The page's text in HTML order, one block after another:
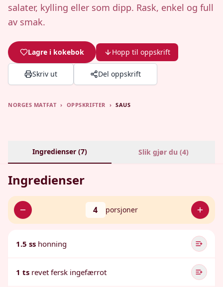
salater, kylling eller som dipp. Rask, enkel og full
av smak.
Lagre i kokebok Hopp til oppskrift
Skriv ut Del oppskrift
NORGES MATFAT › OPPSKRIFTER › SAUS
Ingredienser (7) Slik gjør du (4)
Ingredienser
4 porsjoner
1.5 ss honning
1 ts revet fersk ingefærrot